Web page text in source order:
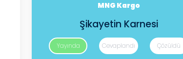
MNG Kargo
Şikayetin Karnesi
Yayında Cevaplandı Çözüldü